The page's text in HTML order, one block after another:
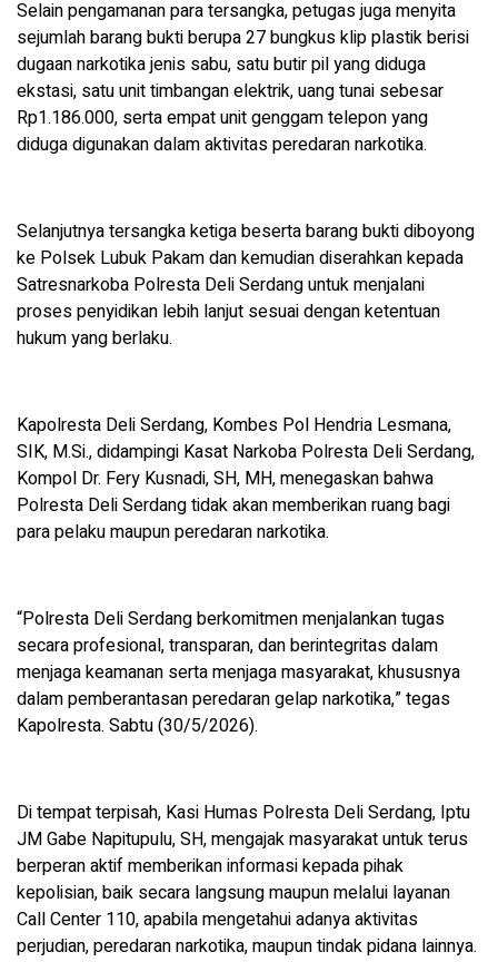
Selain pengamanan para tersangka, petugas juga menyita
sejumlah barang bukti berupa 27 bungkus klip plastik berisi
dugaan narkotika jenis sabu, satu butir pil yang diduga
ekstasi, satu unit timbangan elektrik, uang tunai sebesar
Rp1.186.000, serta empat unit genggam telepon yang
diduga digunakan dalam aktivitas peredaran narkotika.
Selanjutnya tersangka ketiga beserta barang bukti diboyong
ke Polsek Lubuk Pakam dan kemudian diserahkan kepada
Satresnarkoba Polresta Deli Serdang untuk menjalani
proses penyidikan lebih lanjut sesuai dengan ketentuan
hukum yang berlaku.
Kapolresta Deli Serdang, Kombes Pol Hendria Lesmana,
SIK, M.Si., didampingi Kasat Narkoba Polresta Deli Serdang,
Kompol Dr. Fery Kusnadi, SH, MH, menegaskan bahwa
Polresta Deli Serdang tidak akan memberikan ruang bagi
para pelaku maupun peredaran narkotika.
“Polresta Deli Serdang berkomitmen menjalankan tugas
secara profesional, transparan, dan berintegritas dalam
menjaga keamanan serta menjaga masyarakat, khususnya
dalam pemberantasan peredaran gelap narkotika,” tegas
Kapolresta. Sabtu (30/5/2026).
Di tempat terpisah, Kasi Humas Polresta Deli Serdang, Iptu
JM Gabe Napitupulu, SH, mengajak masyarakat untuk terus
berperan aktif memberikan informasi kepada pihak
kepolisian, baik secara langsung maupun melalui layanan
Call Center 110, apabila mengetahui adanya aktivitas
perjudian, peredaran narkotika, maupun tindak pidana lainnya.